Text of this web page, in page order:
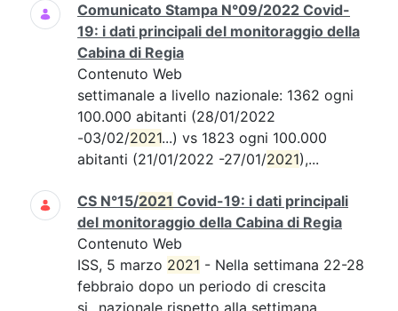
Comunicato Stampa N°09/2022 Covid-
19: i dati principali del monitoraggio della
Cabina di Regia
Contenuto Web
settimanale a livello nazionale: 1362 ogni
100.000 abitanti (28/01/2022
-03/02/2021...) vs 1823 ogni 100.000
abitanti (21/01/2022 -27/01/2021),...
CS N°15/2021 Covid-19: i dati principali
del monitoraggio della Cabina di Regia
Contenuto Web
ISS, 5 marzo 2021 - Nella settimana 22-28
febbraio dopo un periodo di crescita
si...nazionale rispetto alla settimana